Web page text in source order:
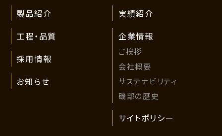
3．個人情報の提供
個人情報について、あらかじめご本人か
らご同意をいただいた提供先以外の第
三者に提供、開示等は一切いたしませ
ん。
4．個人情報の訂正・削除・利用停止等
個人情報について、ご本人から訂正、追
製品紹介
工程・品質
採用情報
お知らせ
実績紹介
企業情報
ご挨拶
会社概要
サステナビリティ
磯部の歴史
サイトポリシー